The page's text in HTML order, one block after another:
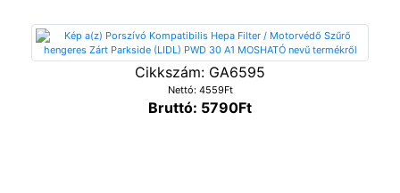
Cikkszám: GA6595
Nettó: 4559Ft
Bruttó: 5790Ft